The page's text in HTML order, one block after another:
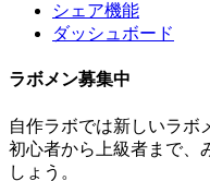
シェア機能
ダッシュボード
ラボメン募集中
自作ラボでは新しいラボ
初心者から上級者まで、
しょう。